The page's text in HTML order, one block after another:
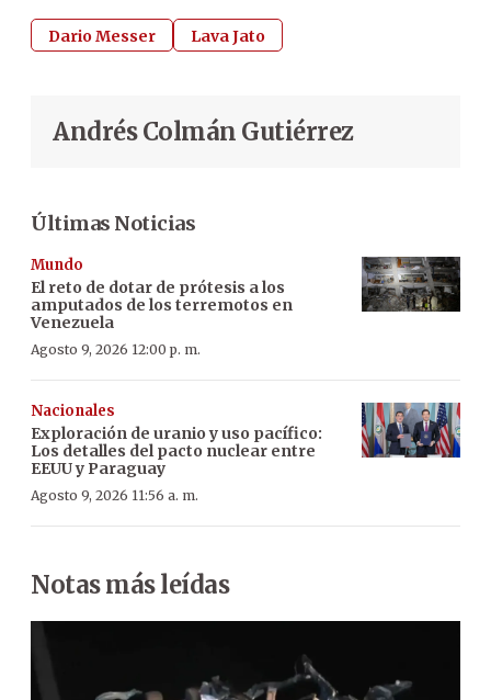
Dario Messer Lava Jato
Andrés Colmán Gutiérrez
Últimas Noticias
Mundo
El reto de dotar de prótesis a los
amputados de los terremotos en
Venezuela
Agosto 9, 2026 12:00 p. m.
Nacionales
Exploración de uranio y uso pacífico:
Los detalles del pacto nuclear entre
EEUU y Paraguay
Agosto 9, 2026 11:56 a. m.
Notas más leídas